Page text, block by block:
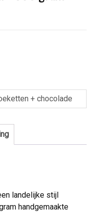
+ chocolade
landelijke stijl
handgemaakte